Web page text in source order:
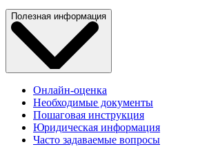
Полезная информация
Онлайн-оценка
Необходимые документы
Пошаговая инструкция
Юридическая информация
Часто задаваемые вопросы